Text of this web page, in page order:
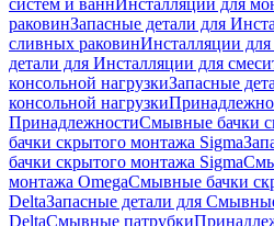
систем и ваннИнсталляции для
раковинЗапасные детали для
сливных раковинИнсталляции для
детали для Инсталляции для
консольной нагрузкиЗапасные
консольной нагрузки
ПринадлежностиСмывные бачки
бачки скрытого монтажа Sigma
бачки скрытого монтажа Sigma
монтажа OmegaСмывные бачки
DeltaЗапасные детали для
DeltaСмывные патрубки